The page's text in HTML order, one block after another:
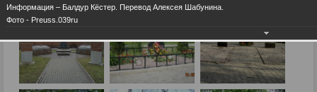
Информация – Балдур Кёстер. Перевод Алексея Шабунина.
Фото - Preuss.039ru